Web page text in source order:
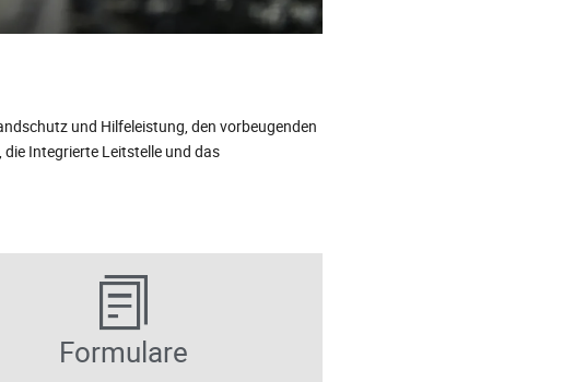
und Hilfeleistung, den vorbeugenden
Integrierte Leitstelle und das
Formulare